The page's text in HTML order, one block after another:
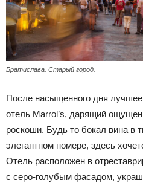
Братислава. Старый город.
После насыщенного дня
отель Marrol’s, дарящий
роскоши. Будь то бокал вина в
элегантном номере, здесь
Отель расположен в
с серо-голубым фасадом,